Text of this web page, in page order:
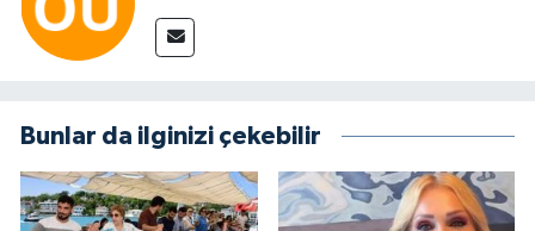
Bunlar da ilginizi çekebilir